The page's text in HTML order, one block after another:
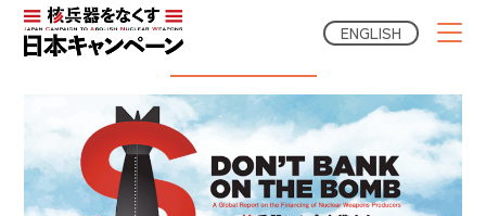
ENGLISH
Campaign News